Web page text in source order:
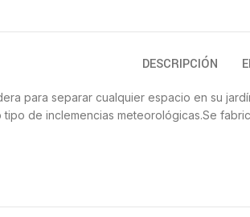
DESCRIPCIÓN
para separar cualquier espacio en su
de inclemencias meteorológicas.Se